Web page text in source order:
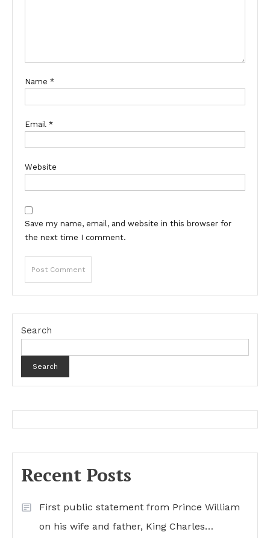
Name *
Email *
Website
Save my name, email, and website in this browser for
the next time I comment.
Search
Search
Recent Posts
First public statement from Prince William
on his wife and father, King Charles…